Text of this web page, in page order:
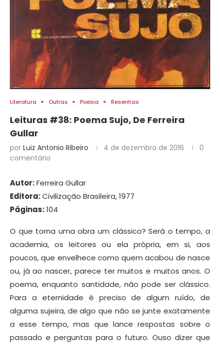
Literatura Outras Poesia Resenhas
Leituras #38: Poema Sujo, De Ferreira
Gullar
por Luiz Antonio Ribeiro 4 de dezembro de 2016
0
comentário
Autor:Ferreira Gullar
Editora:Civilização Brasileira, 1977
Páginas:104
O que torna uma obra um clássico? Será o tempo, a
academia, os leitores ou ela própria, em si, aos
poucos, que envelhece como quem acabou de nasce
ou, já ao nascer, parece ter muitos e muitos anos. O
poema, enquanto santidade, não pode ser clássico.
Para a eternidade é preciso de algum ruído, de
alguma sujeira, de algo que não se junte exatamente
a esse tempo, mas que lance respostas sobre o
passado e perguntas para o futuro. Ouso dizer que